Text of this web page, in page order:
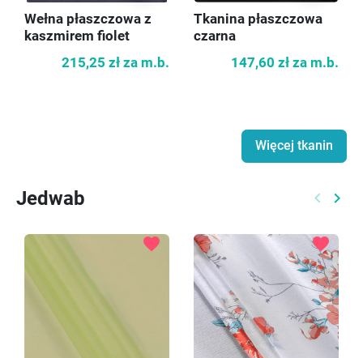
Wełna płaszczowa z
kaszmirem fiolet
215,25 zł za m.b.
Tkanina płaszczowa
czarna
147,60 zł za m.b.
Więcej tkanin
Jedwab keyboard_arrow_left keyboard_arrow_right
favorite favorite